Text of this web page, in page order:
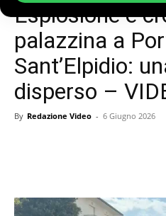
Esplosione e
palazzina a
Sant’Elpidio:
disperso –
By Redazione Video - 6 Giugno 2026